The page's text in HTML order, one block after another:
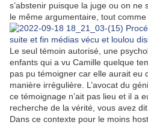
s’abstenir puisque la juge ou on
le même argumentaire, tout comme
Le seul témoin autorisé, une
enfants qui a vu Camille quelque
pas pu témoigner car elle aurait eu
manière irrégulière. L’avocat du
ce témoignage n’ait pas lieu et il a
recherche de la vérité, vous avez
Dans ce contexte pour le moins